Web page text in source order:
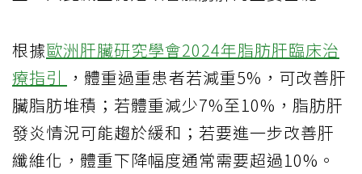
根據歐洲肝臟研究學會2024年脂肪肝臨床治
療指引 ，體重過重患者若減重5%，可改善肝
臟脂肪堆積；若體重減少7%至10%，脂肪肝
發炎情況可能趨於緩和；若要進一步改善肝
纖維化，體重下降幅度通常需要超過10%。